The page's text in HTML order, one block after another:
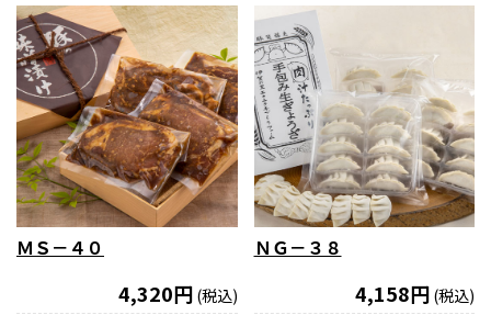
ＭＳ－４０
4,320円 (税込)
ＮＧ－３８
4,158円 (税込)